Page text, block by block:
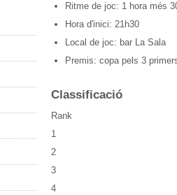
Ritme de joc: 1 hora més
Hora d'inici: 21h30
Local de joc: bar La Sala
Premis: copa pels 3
Classificació
Rank
1
2
3
4